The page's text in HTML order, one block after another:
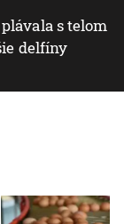
s telom
delfíny